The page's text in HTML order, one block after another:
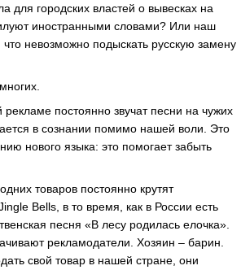
для городских властей о вывесках на
иностранными словами? Или наш
что невозможно подыскать русскую замену
рекламе постоянно звучат песни на чужих
в сознании помимо нашей воли. Это
нового языка: это помогает забыть
товаров постоянно крутят
Bells, в то время, как в России есть
песня «В лесу родилась елочка».
рекламодатели. Хозяин – барин.
свой товар в нашей стране, они